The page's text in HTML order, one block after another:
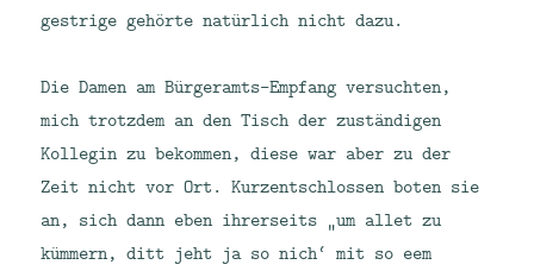
gestrige gehörte natürlich nicht dazu.
Die Damen am Bürgeramts-Empfang versuchten,
mich trotzdem an den Tisch der zuständigen
Kollegin zu bekommen, diese war aber zu der
Zeit nicht vor Ort. Kurzentschlossen boten sie
an, sich dann eben ihrerseits „um allet zu
kümmern, ditt jeht ja so nich‘ mit so eem